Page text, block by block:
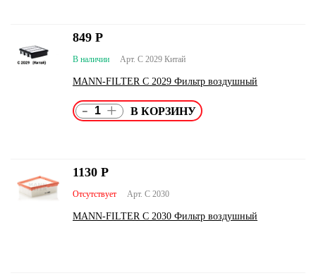
Арт. C 2029 Китай
В наличии
MANN-FILTER C 2029 Фильтр воздушный
849 Р
- +
Арт. C 2030
Отсутствует
MANN-FILTER C 2030 Фильтр воздушный
1130 Р